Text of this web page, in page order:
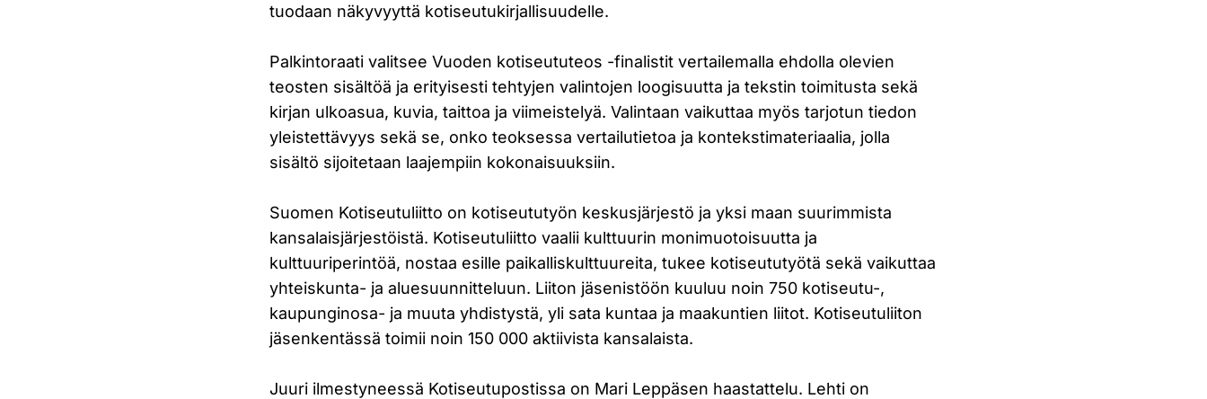
tuodaan näkyvyyttä kotiseutukirjallisuudelle.
Palkintoraati valitsee Vuoden kotiseututeos -finalistit vertailemalla ehdolla olevien
teosten sisältöä ja erityisesti tehtyjen valintojen loogisuutta ja tekstin toimitusta sekä
kirjan ulkoasua, kuvia, taittoa ja viimeistelyä. Valintaan vaikuttaa myös tarjotun tiedon
yleistettävyys sekä se, onko teoksessa vertailutietoa ja kontekstimateriaalia, jolla
sisältö sijoitetaan laajempiin kokonaisuuksiin.
Suomen Kotiseutuliitto on kotiseututyön keskusjärjestö ja yksi maan suurimmista
kansalaisjärjestöistä. Kotiseutuliitto vaalii kulttuurin monimuotoisuutta ja
kulttuuriperintöä, nostaa esille paikalliskulttuureita, tukee kotiseututyötä sekä vaikuttaa
yhteiskunta- ja aluesuunnitteluun. Liiton jäsenistöön kuuluu noin 750 kotiseutu-,
kaupunginosa- ja muuta yhdistystä, yli sata kuntaa ja maakuntien liitot. Kotiseutuliiton
jäsenkentässä toimii noin 150 000 aktiivista kansalaista.
Juuri ilmestyneessä Kotiseutupostissa on Mari Leppäsen haastattelu. Lehti on